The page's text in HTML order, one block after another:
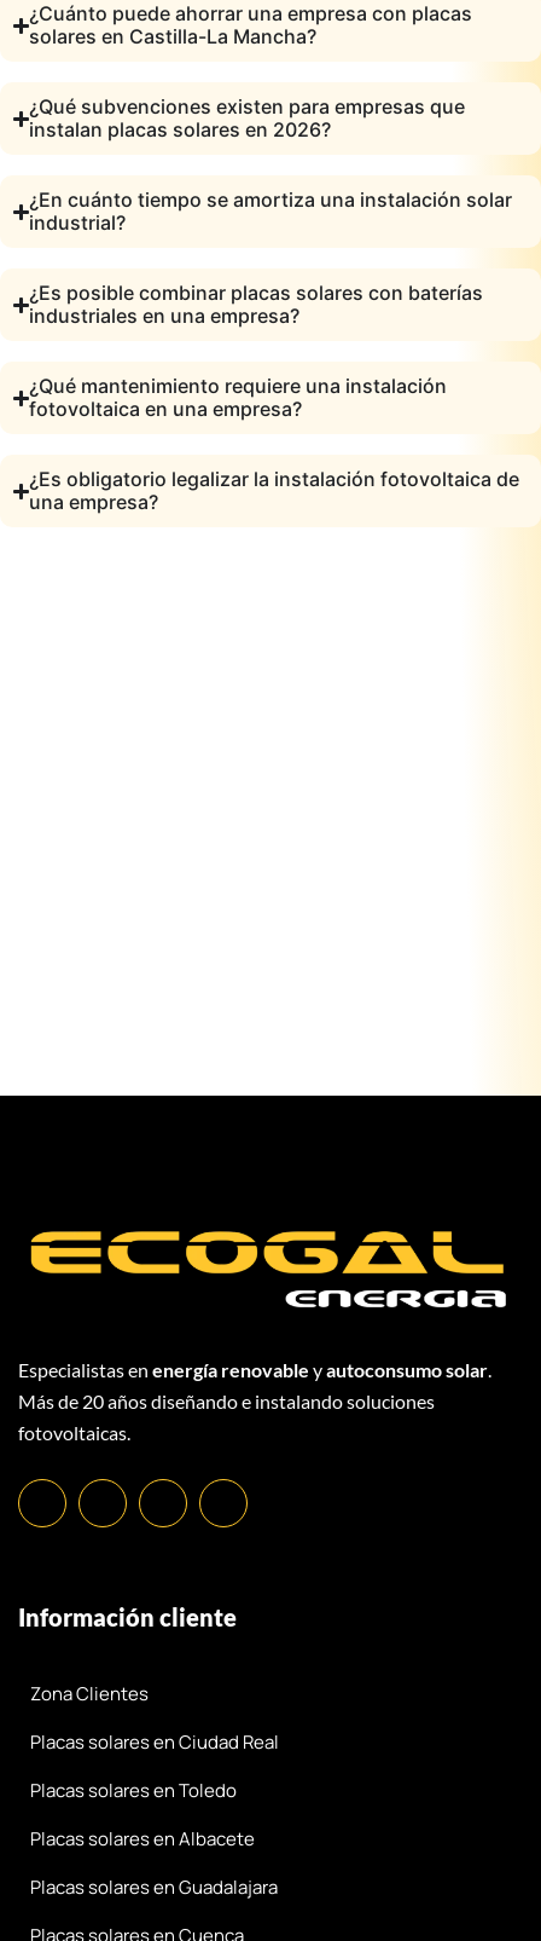
¿Cuánto puede ahorrar una empresa con placas
solares en Castilla-La Mancha?
¿Qué subvenciones existen para empresas que
instalan placas solares en 2026?
¿En cuánto tiempo se amortiza una instalación solar
industrial?
¿Es posible combinar placas solares con baterías
industriales en una empresa?
¿Qué mantenimiento requiere una instalación
fotovoltaica en una empresa?
¿Es obligatorio legalizar la instalación fotovoltaica de
una empresa?
Especialistas en energía renovable yautoconsumo solar.
Más de 20 años diseñando e instalando soluciones
fotovoltaicas.
Información cliente
Zona Clientes
Placas solares en Ciudad Real
Placas solares en Toledo
Placas solares en Albacete
Placas solares en Guadalajara
Placas solares en Cuenca